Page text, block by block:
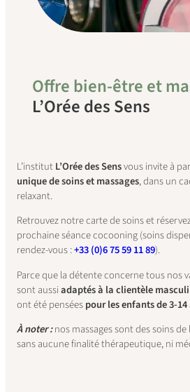
Offre bien-être et
L’Orée des Sens
L’institutL’Orée des Sensvous invite à
unique de soins et massages, dans un
relaxant.
Retrouvez notre carte de soins et
prochaine séance cocooning (soins
rendez-vous :+33 (0)6 75 59 11 89).
Parce que la détente concerne tous nos
sont aussiadaptés à la clientèle
ont été penséespour les enfants de 3-14
À noter :nos massages sont des soins
sans aucune finalité thérapeutique, ni